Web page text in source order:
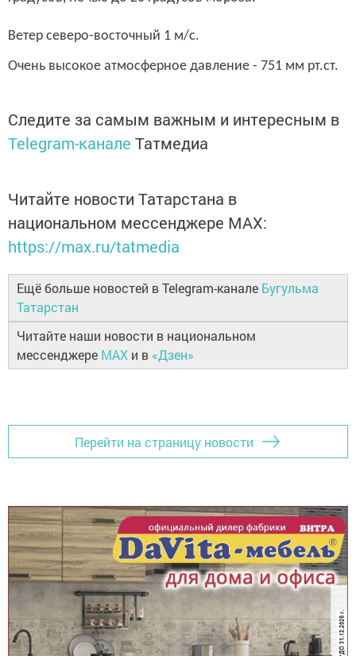
Ветер северо-восточный 1 м/с.
Очень высокое атмосферное давление - 751 мм рт.ст.
Следите за самым важным и интересным в
Telegram-канале Татмедиа
Читайте новости Татарстана в
национальном мессенджере MАХ:
https://max.ru/tatmedia
Ещё больше новостей в Telegram-канале Бугульма
Татарстан
Читайте наши новости в национальном
мессенджере MAX и в «Дзен»
Перейти на страницу новости